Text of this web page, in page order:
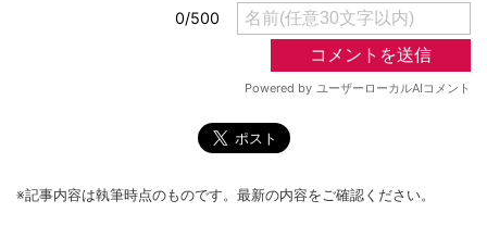
※記事内容は執筆時点のものです。最新の内容をご確認ください。